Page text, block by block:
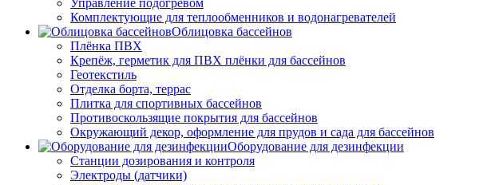
Управление подогревом
Комплектующие для теплообменников и водонагревателей
Облицовка бассейнов
Плёнка ПВХ
Крепёж, герметик для ПВХ плёнки для бассейнов
Геотекстиль
Отделка борта, террас
Плитка для спортивных бассейнов
Противоскользящие покрытия для бассейнов
Окружающий декор, оформление для прудов и сада для бассейнов
Оборудование для дезинфекции
Станции дозирования и контроля
Электроды (датчики)